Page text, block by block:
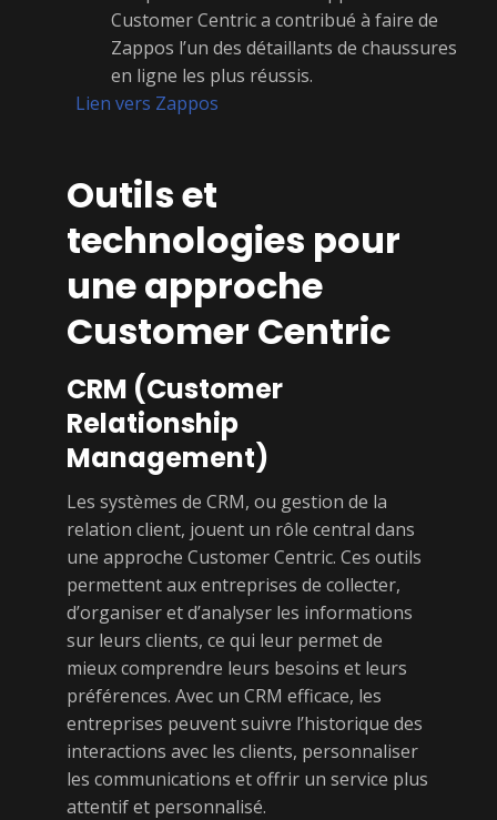
Customer Centric a contribué à faire de
Zappos l’un des détaillants de chaussures
en ligne les plus réussis.
Lien vers Zappos
Outils et
technologies pour
une approche
Customer Centric
CRM (Customer
Relationship
Management)
Les systèmes de CRM, ou gestion de la
relation client, jouent un rôle central dans
une approche Customer Centric. Ces outils
permettent aux entreprises de collecter,
d’organiser et d’analyser les informations
sur leurs clients, ce qui leur permet de
mieux comprendre leurs besoins et leurs
préférences. Avec un CRM efficace, les
entreprises peuvent suivre l’historique des
interactions avec les clients, personnaliser
les communications et offrir un service plus
attentif et personnalisé.